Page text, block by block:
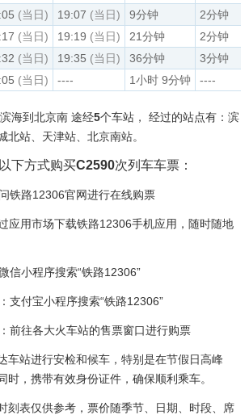
(当日) 19:07 (当日) 9分钟
2分钟
(当日) 19:19 (当日) 21分钟
2分钟
(当日) 19:35 (当日) 36分钟
3分钟
(当日) ---- 1小时 9分钟 ----
海到北京南 途经5个车站， 经过的站点有：滨
北站、天津站、北京南站。
下方式购买C2590次列车车票：
铁路12306官网进行在线购票
应用市场下载铁路12306手机应用，随时随地
信小程序搜索“铁路12306”
支付宝小程序搜索“铁路12306”
前往各大火车站的售票窗口进行购票
车站进行安检和候车，特别是在节假日高峰
时，携带有效身份证件，确保顺利乘车。
刻表仅供参考，票价随季节、日期、时段、席